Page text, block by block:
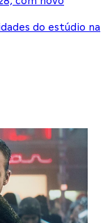
do estúdio na